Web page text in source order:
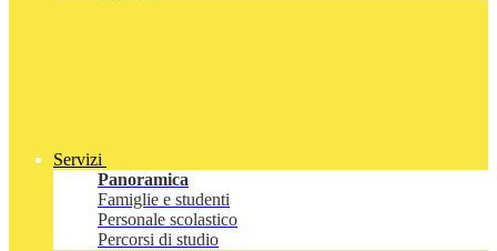
Servizi
Panoramica
Famiglie e studenti
Personale scolastico
Percorsi di studio